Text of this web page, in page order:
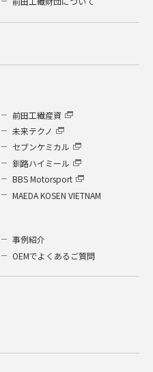
報を安全に管理・
ており、個人情報
クセス、個人情報
漏洩などへの危険
適切な安全対策を
部門に管理責任者を
せているとともに個
し、社内規程を整備
業員との間に守秘
た担当者のみがアク
により保護されてお
ピューターは、す
前田工繊産資
未来テクノ
セブンケミカル
釧路ハイミール
BBS Motorsport
MAEDA KOSEN VIETNAM
事例紹介
OEMでよくあるご質問